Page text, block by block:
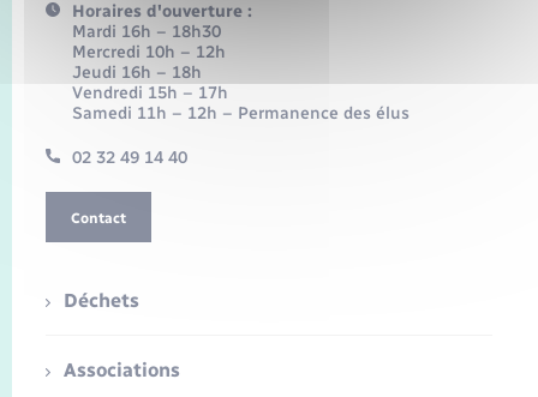
Horaires d'ouverture :
Mardi 16h – 18h30
Mercredi 10h – 12h
Jeudi 16h – 18h
Vendredi 15h – 17h
Samedi 11h – 12h – Permanence des élus
02 32 49 14 40
Contact
Déchets
Associations